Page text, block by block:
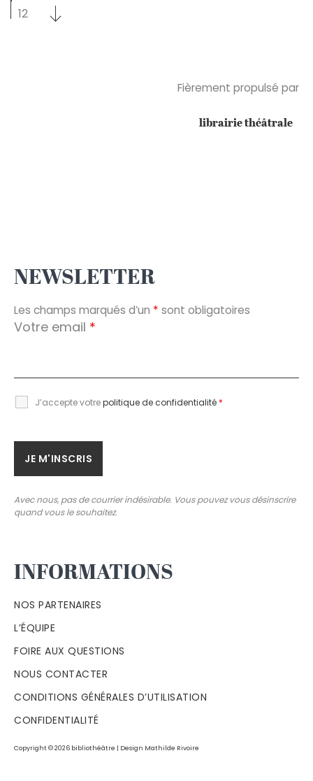
Sélectionnez un nombre par page
12
Sélectionnez un nombre par page
Fièrement propulsé par
librairie théâtrale
NEWSLETTER
Les champs marqués d’un * sont obligatoires
Votre email *
J’accepte votrepolitique de confidentialité *
Avec nous, pas de courrier indésirable. Vous pouvez vous désinscrire
quand vous le souhaitez.
INFORMATIONS
NOS PARTENAIRES
L’ÉQUIPE
FOIRE AUX QUESTIONS
NOUS CONTACTER
CONDITIONS GÉNÉRALES D’UTILISATION
CONFIDENTIALITÉ
Copyright © 2026 bibliothéâtre | Design Mathilde Rivoire